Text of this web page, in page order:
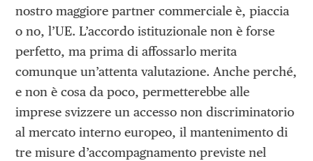
nostro maggiore partner commerciale è, piaccia
o no, l’UE. L’accordo istituzionale non è forse
perfetto, ma prima di affossarlo merita
comunque un’attenta valutazione. Anche perché,
e non è cosa da poco, permetterebbe alle
imprese svizzere un accesso non discriminatorio
al mercato interno europeo, il mantenimento di
tre misure d’accompagnamento previste nel